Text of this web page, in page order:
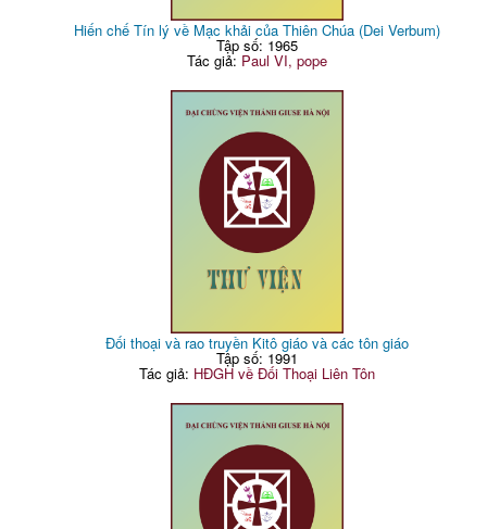
Hiến chế Tín lý về Mạc khải của Thiên Chúa (Dei Verbum)
Tập số: 1965
Tác giả: Paul VI, pope
Đối thoại và rao truyền Kitô giáo và các tôn giáo
Tập số: 1991
Tác giả: HĐGH về Đối Thoại Liên Tôn